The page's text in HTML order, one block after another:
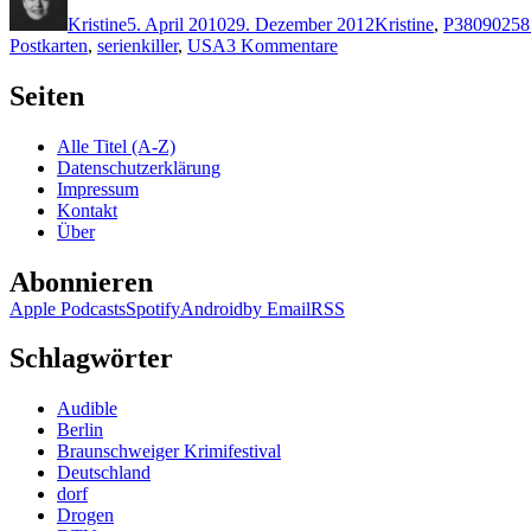
Kristine5. April 201029. Dezember 2012Kristine, P
Postkarten, serienkiller, USA3 Kommentarezu
Seiten
Alle Titel (A-Z)
Datenschutzerklärung
Impressum
Kontakt
Über
Abonnieren
Apple PodcastsSpotifyAndroidby EmailRSS
Schlagwörter
Audible
Berlin
Braunschweiger Krimifestival
Deutschland
dorf
Drogen